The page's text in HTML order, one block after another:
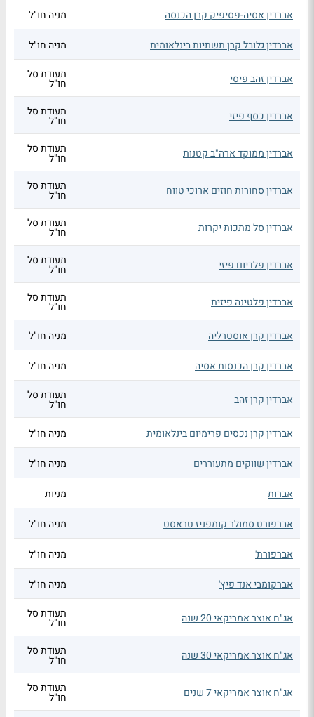
אברדין אסיה-פסיפיק קרן הכנסה מניה חו"ל
אברדין גלובל קרן תשתיות בינלאומית מניה חו"ל
אברדין זהב פיסי תעודת סל
חו"ל
אברדין כסף פיזי תעודת סל
חו"ל
אברדין ממוקד ארה"ב קטנות תעודת סל
חו"ל
אברדין סחורות חוזים ארוכי טווח תעודת סל
חו"ל
אברדין סל מתכות יקרות תעודת סל
חו"ל
אברדין פלדיום פיזי תעודת סל
חו"ל
אברדין פלטינה פיזית תעודת סל
חו"ל
אברדין קרן אוסטרליה
מניה חו"ל
אברדין קרן הכנסות אסיה מניה חו"ל
אברדין קרן זהב תעודת סל
חו"ל
אברדין קרן נכסים פרימיום בינלאומית
מניה חו"ל
אברדין שווקים מתעוררים מניה חו"ל
אברות מניות
אברפורט סמולר קומפניז טראסט מניה חו"ל
אברפורת' מניה חו"ל
אברקומבי אנד פיץ' מניה חו"ל
אג"ח אוצר אמריקאי 20 שנה תעודת סל
חו"ל
אג"ח אוצר אמריקאי 30 שנה תעודת סל
חו"ל
אג"ח אוצר אמריקאי 7 שנים תעודת סל
חו"ל